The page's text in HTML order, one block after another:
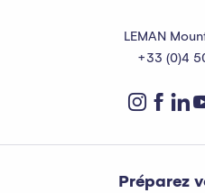
LEMAN
+33 (0)4
Préparez